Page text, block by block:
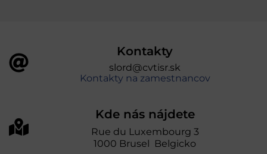
Kontakty
slord@cvtisr.sk
Kontakty na zamestnancov
Kde nás nájdete
Rue du Luxembourg 3
1000 Brusel Belgicko